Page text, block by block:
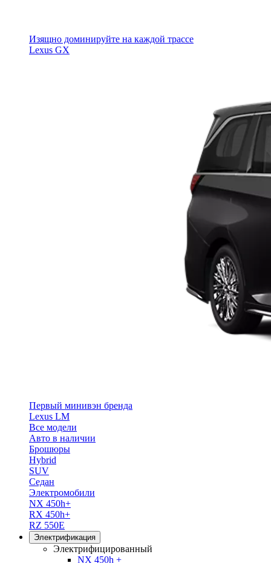
Изящно доминируйте на каждой трассе
Lexus GX
Первый минивэн бренда
Lexus LM
Все модели
Авто в наличии
Брошюры
Hybrid
SUV
Седан
Электромобили
NX 450h+
RX 450h+
RZ 550E
Электрификация
Электрифицированный
NX 450h +